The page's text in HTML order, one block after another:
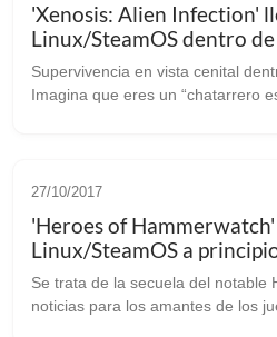
'Xenosis: Alien Infection'
Linux/SteamOS dentro
Supervivencia en vista cenital
Imagina que eres un “chatarrero
27/10/2017
'Heroes of
Linux/SteamOS a
Se trata de la secuela del notable
noticias para los amantes de los